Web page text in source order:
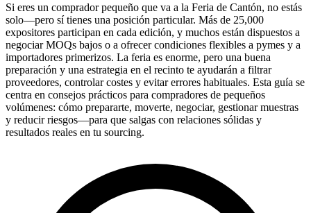
Si eres un comprador pequeño que va a la Feria de Cantón, no estás
solo—pero sí tienes una posición particular. Más de 25,000
expositores participan en cada edición, y muchos están dispuestos a
negociar MOQs bajos o a ofrecer condiciones flexibles a pymes y a
importadores primerizos. La feria es enorme, pero una buena
preparación y una estrategia en el recinto te ayudarán a filtrar
proveedores, controlar costes y evitar errores habituales. Esta guía se
centra en consejos prácticos para compradores de pequeños
volúmenes: cómo prepararte, moverte, negociar, gestionar muestras
y reducir riesgos—para que salgas con relaciones sólidas y
resultados reales en tu sourcing.